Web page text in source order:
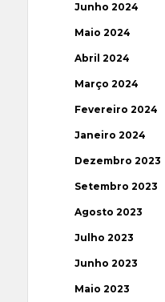
Junho 2024
Maio 2024
Abril 2024
Março 2024
Fevereiro 2024
Janeiro 2024
Dezembro 2023
Setembro 2023
Agosto 2023
Julho 2023
Junho 2023
Maio 2023